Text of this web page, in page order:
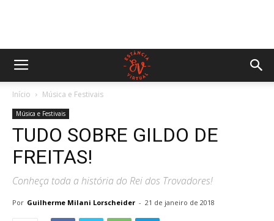
Início Música e Festivais
Música e Festivais
TUDO SOBRE GILDO DE
FREITAS!
Conheça toda a história do Rei dos Trovadores!
Por Guilherme Milani Lorscheider - 21 de janeiro de 2018